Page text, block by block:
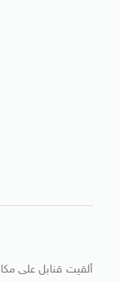
ألقيت قنابل على